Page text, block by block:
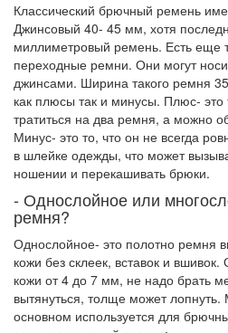
Классический брючный ремень
Джинсовый 40- 45 мм, хотя
миллиметровый ремень. Есть еще
переходные ремни. Они могут
джинсами. Ширина такого ремня
как плюсы так и минусы. Плюс- это
тратиться на два ремня, а можно
Минус- это то, что он не всегда
в шлейке одежды, что может
ношении и перекашивать брюки.
- Однослойное или
ремня?
Однослойное- это полотно ремня
кожи без склеек, вставок и
кожи от 4 до 7 мм, не надо брать
вытянуться, толще может
основном используется для